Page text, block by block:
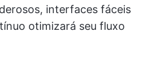
interfaces fáceis
otimizará seu fluxo